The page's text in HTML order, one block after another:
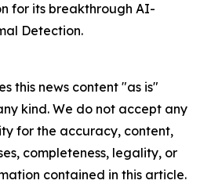
for its breakthrough AI-
Detection.
this news content "as is"
kind. We do not accept any
for the accuracy, content,
completeness, legality, or
contained in this article.